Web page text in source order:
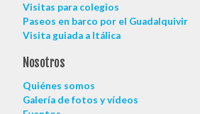
Visitas para colegios
Paseos en barco por el Guadalquivir
Visita guiada a Itálica
Nosotros
Quiénes somos
Galería de fotos y vídeos